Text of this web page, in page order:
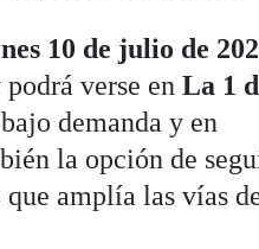
10 de julio de
podrá verse enLa 1
demanda y en
la opción de
que amplía las vías